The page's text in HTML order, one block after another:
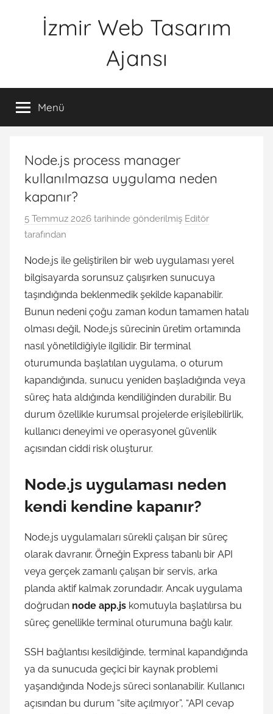
İzmir Web Tasarım
Ajansı
Menü
Node.js process manager
kullanılmazsa uygulama neden
kapanır?
5 Temmuz 2026 tarihinde gönderilmiş Editör
tarafından
Node.js ile geliştirilen bir web uygulaması yerel
bilgisayarda sorunsuz çalışırken sunucuya
taşındığında beklenmedik şekilde kapanabilir.
Bunun nedeni çoğu zaman kodun tamamen hatalı
olması değil, Node.js sürecinin üretim ortamında
nasıl yönetildiğiyle ilgilidir. Bir terminal
oturumunda başlatılan uygulama, o oturum
kapandığında, sunucu yeniden başladığında veya
süreç hata aldığında kendiliğinden durabilir. Bu
durum özellikle kurumsal projelerde erişilebilirlik,
kullanıcı deneyimi ve operasyonel güvenlik
açısından ciddi risk oluşturur.
Node.js uygulaması neden
kendi kendine kapanır?
Node.js uygulamaları sürekli çalışan bir süreç
olarak davranır. Örneğin Express tabanlı bir API
veya gerçek zamanlı çalışan bir servis, arka
planda aktif kalmak zorundadır. Ancak uygulama
doğrudan node app.js komutuyla başlatılırsa bu
süreç genellikle terminal oturumuna bağlı kalır.
SSH bağlantısı kesildiğinde, terminal kapandığında
ya da sunucuda geçici bir kaynak problemi
yaşandığında Node.js süreci sonlanabilir. Kullanıcı
açısından bu durum “site açılmıyor”, “API cevap